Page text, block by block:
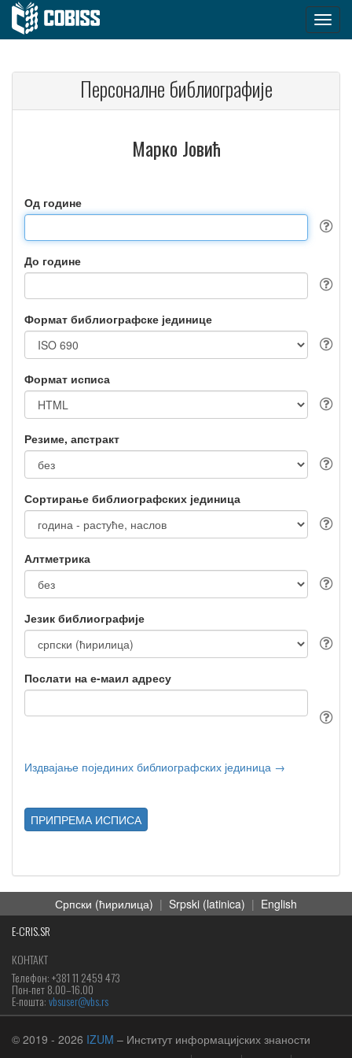
Персоналне библиографије
Марко Јовић
Од године
До године
Формат библиографске јединице
Формат исписа
Резиме, апстракт
Сортирање библиографских јединица
Алтметрика
Језик библиографије
Послати на е-маил адресу
Издвајање појединих библиографских јединица →
ПРИПРЕМА ИСПИСА
Српски (ћирилица) | Srpski (latinica) | English
E-CRIS.SR
КОНТАКТ
Телефон: +381 11 2459 473
Пон-пет 8.00–16.00
Е-пошта:vbsuser@vbs.rs
© 2019 - 2026 IZUM – Институт информацијских знаности